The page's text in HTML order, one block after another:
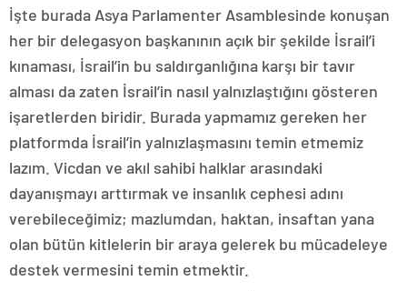
İşte burada Asya Parlamenter Asamblesinde konuşan
her bir delegasyon başkanının açık bir şekilde İsrail’i
kınaması, İsrail’in bu saldırganlığına karşı bir tavır
alması da zaten İsrail’in nasıl yalnızlaştığını gösteren
işaretlerden biridir. Burada yapmamız gereken her
platformda İsrail’in yalnızlaşmasını temin etmemiz
lazım. Vicdan ve akıl sahibi halklar arasındaki
dayanışmayı arttırmak ve insanlık cephesi adını
verebileceğimiz; mazlumdan, haktan, insaftan yana
olan bütün kitlelerin bir araya gelerek bu mücadeleye
destek vermesini temin etmektir.